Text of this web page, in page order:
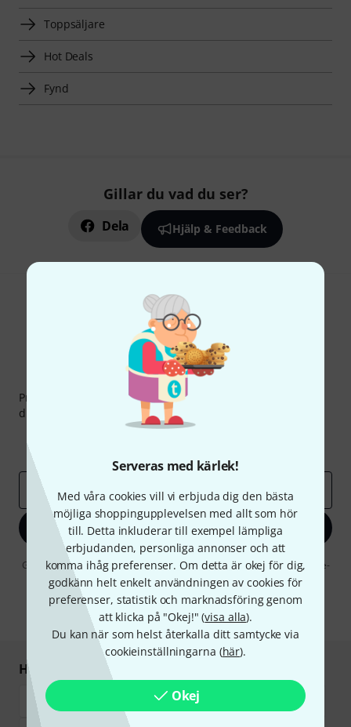
Serveras med kärlek!
Med våra cookies vill vi erbjuda dig den bästa
möjliga shoppingupplevelsen med allt som hör
till. Detta inkluderar till exempel lämpliga
erbjudanden, personliga annonser och att
komma ihåg preferenser. Om detta är okej för dig,
godkänn helt enkelt användningen av cookies för
preferenser, statistik och marknadsföring genom
att klicka på "Okej!" (visa alla).
Du kan när som helst återkalla ditt samtycke via
cookieinställningarna (här).
Okej
Toppsäljare
Hot Deals
Fynd
Gillar du vad du ser?
Dela Hjälp & Feedback
Thomann nyhetsbrev
Prenumererar på Thomanns Nyhetsbrev på engelska och
du kan med lite tur vinna en50 kupong
E-postadress
Registrera dig nu
Genom att klicka på "Registrera dig nu" samtycker jag till att ta emot e-
postreklam. Avregistrering är möjlig när som helst. Du finner mer
information om nyhetsbrevet i vårsekretesspolicy.
* Nödvändig
Handla och betala säkert